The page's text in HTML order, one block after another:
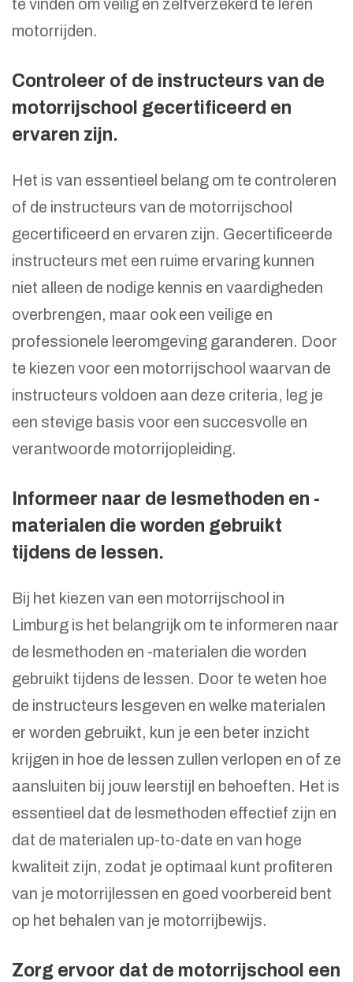
te vinden om veilig en zelfverzekerd te leren
motorrijden.
Controleer of de instructeurs van de
motorrijschool gecertificeerd en
ervaren zijn.
Het is van essentieel belang om te controleren
of de instructeurs van de motorrijschool
gecertificeerd en ervaren zijn. Gecertificeerde
instructeurs met een ruime ervaring kunnen
niet alleen de nodige kennis en vaardigheden
overbrengen, maar ook een veilige en
professionele leeromgeving garanderen. Door
te kiezen voor een motorrijschool waarvan de
instructeurs voldoen aan deze criteria, leg je
een stevige basis voor een succesvolle en
verantwoorde motorrijopleiding.
Informeer naar de lesmethoden en -
materialen die worden gebruikt
tijdens de lessen.
Bij het kiezen van een motorrijschool in
Limburg is het belangrijk om te informeren naar
de lesmethoden en -materialen die worden
gebruikt tijdens de lessen. Door te weten hoe
de instructeurs lesgeven en welke materialen
er worden gebruikt, kun je een beter inzicht
krijgen in hoe de lessen zullen verlopen en of ze
aansluiten bij jouw leerstijl en behoeften. Het is
essentieel dat de lesmethoden effectief zijn en
dat de materialen up-to-date en van hoge
kwaliteit zijn, zodat je optimaal kunt profiteren
van je motorrijlessen en goed voorbereid bent
op het behalen van je motorrijbewijs.
Zorg ervoor dat de motorrijschool een